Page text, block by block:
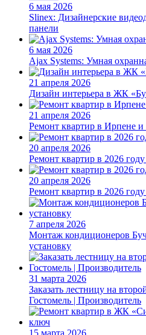
6 мая 2026
Slinex: Дизайнерские
панели
6 мая 2026
Ajax Systems: Умная
21 апреля 2026
Дизайн интерьера в ЖК
21 апреля 2026
Ремонт квартир в Ирпене и
20 апреля 2026
Ремонт квартир в 2026
20 апреля 2026
Ремонт квартир в 2026
7 апреля 2026
Монтаж кондиционеров
установку
31 марта 2026
Заказать лестницу на
Гостомель | Производитель
15 марта 2026